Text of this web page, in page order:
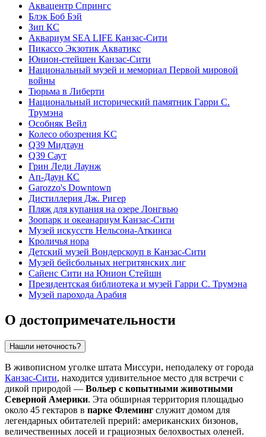
Аквацентр Спрингс
Блэк Боб Бэй
Зип КС
Аквариум SEA LIFE Канзас-Сити
Пикассо Экзотик Акватикс
Юнион-стейшен Канзас-Сити
Национальный музей и мемориал Первой мировой
войны
Тюрьма в Либерти
Национальный исторический памятник Гарри С.
Трумэна
Особняк Вейл
Колесо обозрения KC
Q39 Мидтаун
Q39 Саут
Грин Леди Лаунж
Ап-Даун КС
Garozzo's Downtown
Дистиллерия Дж. Ригер
Пляж для купания на озере Лонгвью
Зоопарк и океанариум Канзас-Сити
Музей искусств Нельсона-Аткинса
Кроличья нора
Детский музей Вондерскоуп в Канзас-Сити
Музей бейсбольных негритянских лиг
Сайенс Сити на Юнион Стейшн
Президентская библиотека и музей Гарри С. Трумэна
Музей парохода Арабия
О достопримечательности
Нашли неточность?
В живописном уголке штата Миссури, неподалеку от города
Канзас-Сити, находится удивительное место для встречи с
дикой природой — Вольер с копытными животными
Северной Америки. Эта обширная территория площадью
около 45 гектаров в парке Флеминг служит домом для
легендарных обитателей прерий: американских бизонов,
величественных лосей и грациозных белохвостых оленей.